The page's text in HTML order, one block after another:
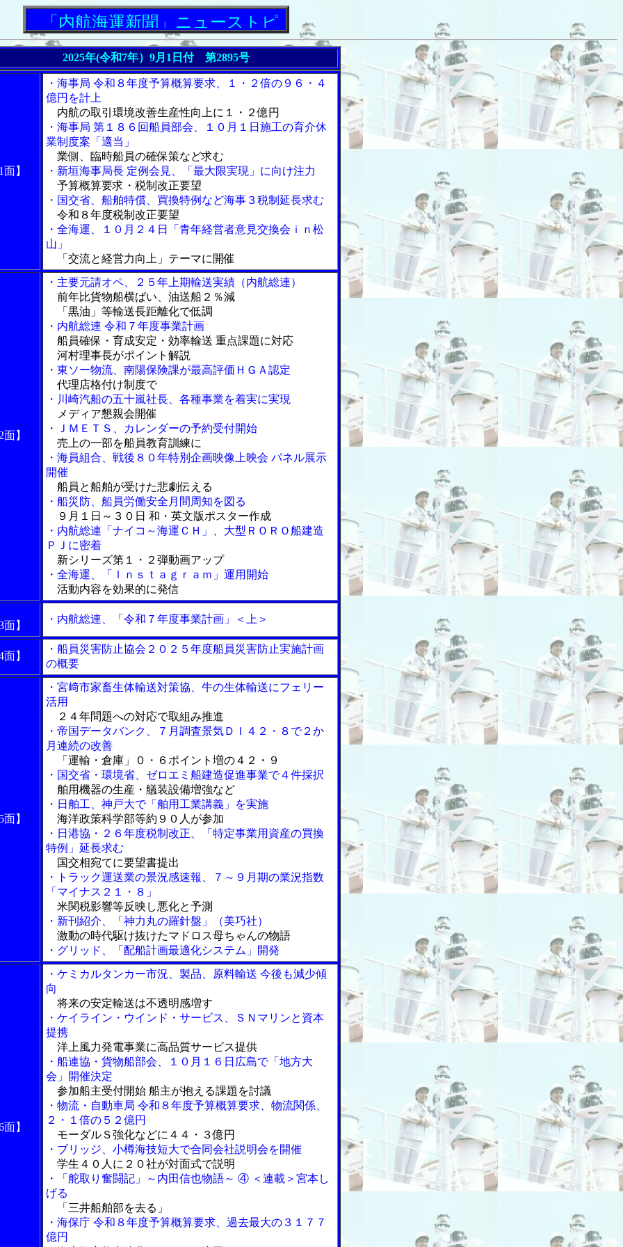
「内航海運新聞」ニューストピックス
2025年(令和7年）9月1日付 第2895号
】
・海事局 令和８年度予算概算要求、１・２倍の９６・４
億円を計上
内航の取引環境改善生産性向上に１・２億円
・海事局 第１８６回船員部会、１０月１日施工の育介休
業制度案「適当」
業側、臨時船員の確保策など求む
・新垣海事局長 定例会見、「最大限実現」に向け注力
予算概算要求・税制改正要望
・国交省、船舶特償、買換特例など海事３税制延長求む
令和８年度税制改正要望
・全海運、１０月２４日「青年経営者意見交換会ｉｎ松
山」
「交流と経営力向上」テーマに開催
】
・主要元請オペ、２５年上期輸送実績（内航総連）
前年比貨物船横ばい、油送船２％減
「黒油」等輸送長距離化で低調
・内航総連 令和７年度事業計画
船員確保・育成安定・効率輸送 重点課題に対応
河村理事長がポイント解説
・東ソー物流、南陽保険課が最高評価ＨＧＡ認定
代理店格付け制度で
・川崎汽船の五十嵐社長、各種事業を着実に実現
メディア懇親会開催
・ＪＭＥＴＳ、カレンダーの予約受付開始
売上の一部を船員教育訓練に
・海員組合、戦後８０年特別企画映像上映会 パネル展示
開催
船員と船舶が受けた悲劇伝える
・船災防、船員労働安全月間周知を図る
９月１日～３０日 和・英文版ポスター作成
・内航総連「ナイコ～海運ＣＨ」、大型ＲＯＲＯ船建造
ＰＪに密着
新シリーズ第１・２弾動画アップ
・全海運、「Ｉｎｓｔａｇｒａｍ」運用開始
活動内容を効果的に発信
】
・内航総連、「令和７年度事業計画」＜上＞
】
・船員災害防止協会２０２５年度船員災害防止実施計画
の概要
】
・宮﨑市家畜生体輸送対策協、牛の生体輸送にフェリー
活用
２４年問題への対応で取組み推進
・帝国データバンク、７月調査景気ＤＩ４２・８で２か
月連続の改善
「運輸・倉庫」０・６ポイント増の４２・９
・国交省・環境省、ゼロエミ船建造促進事業で４件採択
舶用機器の生産・艤装設備増強など
・日舶工、神戸大で「舶用工業講義」を実施
海洋政策科学部等約９０人が参加
・日港協・２６年度税制改正、「特定事業用資産の買換
特例」延長求む
国交相宛てに要望書提出
・トラック運送業の景況感速報、７～９月期の業況指数
「マイナス２１・８」
米関税影響等反映し悪化と予測
・新刊紹介、「神力丸の羅針盤」（美巧社）
激動の時代駆け抜けたマドロス母ちゃんの物語
・グリッド、「配船計画最適化システム」開発
】
・ケミカルタンカー市況、製品、原料輸送 今後も減少傾
向
将来の安定輸送は不透明感増す
・ケイライン・ウインド・サービス、ＳＮマリンと資本
提携
洋上風力発電事業に高品質サービス提供
・船連協・貨物船部会、１０月１６日広島で「地方大
会」開催決定
参加船主受付開始 船主が抱える課題を討議
・物流・自動車局 令和８年度予算概算要求、物流関係、
２・１倍の５２億円
モーダルＳ強化などに４４・３億円
・ブリッジ、小樽海技短大で合同会社説明会を開催
学生４０人に２０社が対面式で説明
・「舵取り奮闘記」～内田信也物語～ ④ ＜連載＞宮本し
げる
「三井船舶部を去る」
・海保庁 令和８年度予算概算要求、過去最大の３１７７
億円